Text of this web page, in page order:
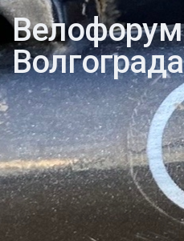
Велофорум
Волгограда